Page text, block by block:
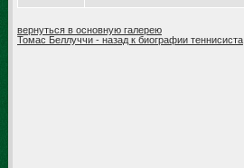
вернуться в основную галерею
Томас Беллуччи - назад к биографии теннисиста